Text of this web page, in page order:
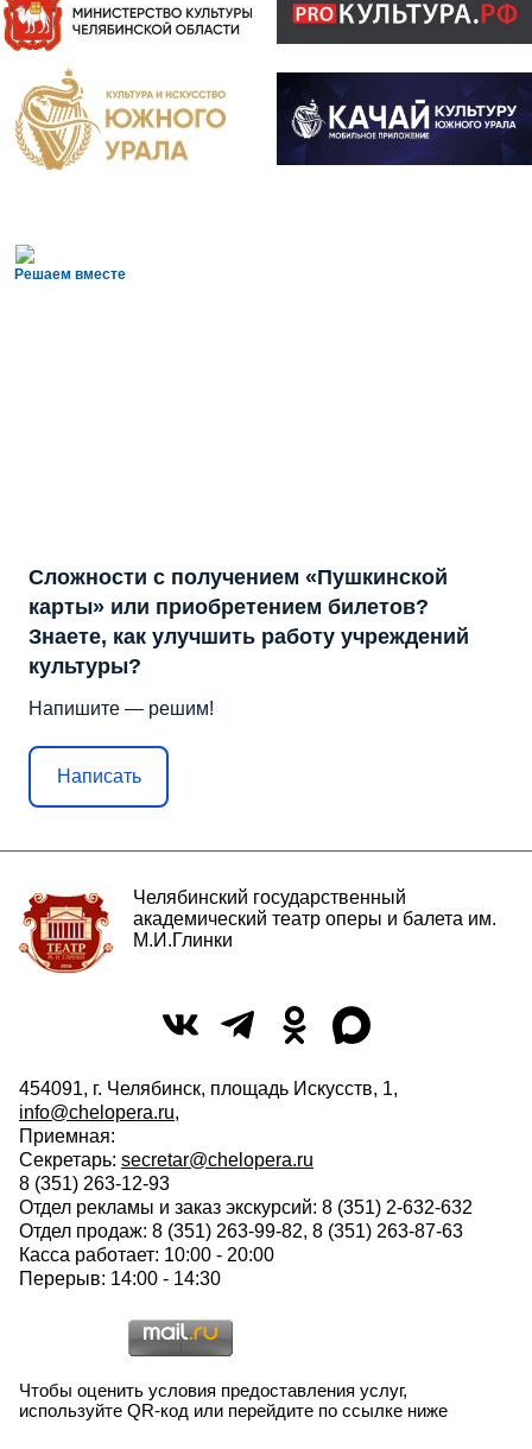
Решаем вместе
Сложности с получением «Пушкинской
карты» или приобретением билетов?
Знаете, как улучшить работу учреждений
культуры?
Напишите — решим!
Написать
Челябинский государственный
академический театр оперы и балета им.
М.И.Глинки
454091, г. Челябинск, площадь Искусств, 1,
info@chelopera.ru,
Приемная:
Секретарь: secretar@chelopera.ru
8 (351) 263-12-93
Отдел рекламы и заказ экскурсий: 8 (351) 2-632-632
Отдел продаж: 8 (351) 263-99-82, 8 (351) 263-87-63
Касса работает: 10:00 - 20:00
Перерыв: 14:00 - 14:30
Чтобы оценить условия предоставления услуг,
используйте QR-код или перейдите по ссылке ниже